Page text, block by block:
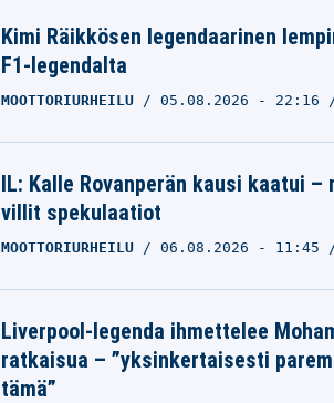
Kimi Räikkösen legendaarinen
F1-legendalta
MOOTTORIURHEILU 05.08.2026 - 22:16
IL: Kalle Rovanperän kausi kaatui –
villit spekulaatiot
MOOTTORIURHEILU 06.08.2026 - 11:45
Liverpool-legenda ihmettelee
ratkaisua – ”yksinkertaisesti
tämä”